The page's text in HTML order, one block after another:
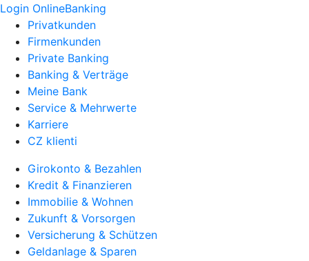
Login OnlineBanking
Privatkunden
Firmenkunden
Private Banking
Banking & Verträge
Meine Bank
Service & Mehrwerte
Karriere
CZ klienti
Girokonto & Bezahlen
Kredit & Finanzieren
Immobilie & Wohnen
Zukunft & Vorsorgen
Versicherung & Schützen
Geldanlage & Sparen